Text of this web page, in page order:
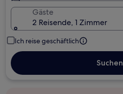
Gäste
2 Reisende, 1 Zimmer
Ich reise geschäftlich
Suchen